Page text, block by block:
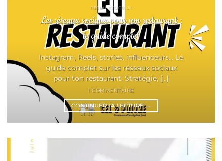
RÉSEAUX SOCIAUX
Les réseaux sociaux pour son restaurant :
le guide complet
Instagram, Reels, stories, influenceurs... Le
guide complet sur les réseaux sociaux
pour ton restaurant. Stratégie, [...]
1 COMMENTAIRE
CONTINUER LA LECTURE→